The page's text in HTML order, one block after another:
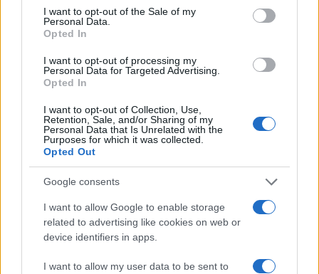
consent section.
I want to opt-out of the Sale of my
Personal Data.
Opted In
I want to opt-out of processing my
Personal Data for Targeted Advertising.
Opted In
I want to opt-out of Collection, Use,
Retention, Sale, and/or Sharing of my
Personal Data that Is Unrelated with the
Purposes for which it was collected.
Opted Out
Google consents
I want to allow Google to enable storage
related to advertising like cookies on web or
device identifiers in apps.
I want to allow my user data to be sent to
νόμο να βρούμε μία λύση, μπας και βρούμε το
δίκιο μας, το ευχαριστώ ήταν αυτό. Να έρθουν
προλαβαίναμε εγώ με τον γείτονα μου, θα
καιγόταν και το δεύτερο αμάξι της γυναίκας μου.
Ολοσχερώςένα ΙΧ. Ένα Mitsubishi
καταστράφηκε ολοσχερώς. Τέλος. Τελείωσε.
Δεν φτάνει που ήταν δηλαδή εκεί αυτοί, ήρθαν
να μου κάψουν και το αμάξι εμένα. Με έκαναν
αυτοί να μην έχω ούτε αμάξι και να μην έχω
λεφτά να πάω να πάρω ένα άλλο αμάξι».